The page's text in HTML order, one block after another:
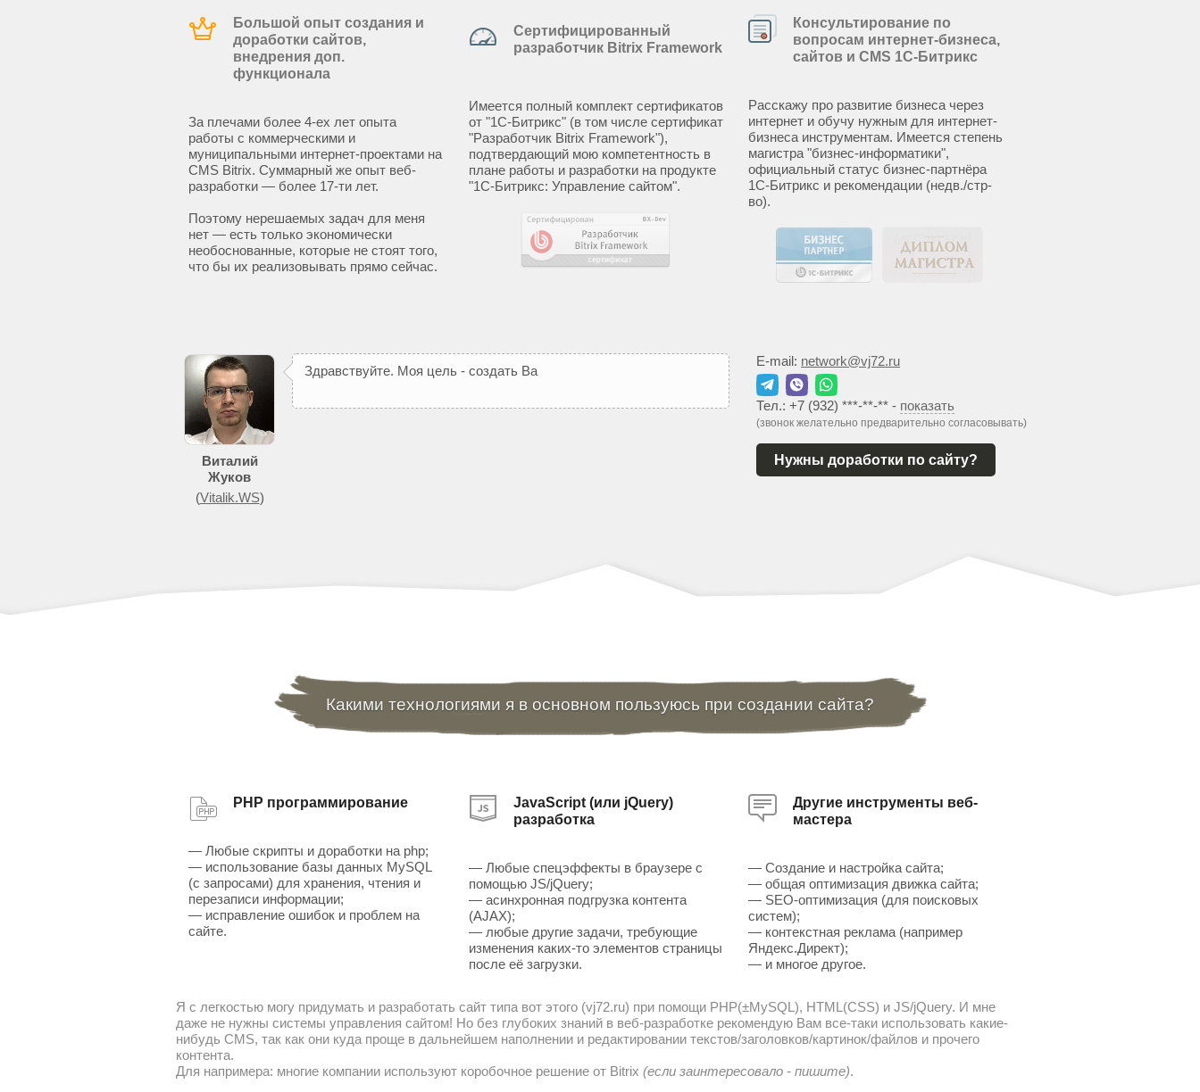
Большой опыт создания и
доработки сайтов,
внедрения доп.
функционала
За плечами более 4-ех лет опыта
работы с коммерческими и
муниципальными интернет-проектами на
CMS Bitrix. Суммарный же опыт веб-
разработки — более 17-ти лет.
Поэтому нерешаемых задач для меня
нет — есть только экономически
необоснованные, которые не стоят того,
что бы их реализовывать прямо сейчас.
Сертифицированный
разработчик Bitrix Framework
Имеется полный комплект сертификатов
от "1С-Битрикс" (в том числе сертификат
"Разработчик Bitrix Framework"),
подтвердающий мою компетентность в
плане работы и разработки на продукте
"1С-Битрикс: Управление сайтом".
Консультирование по
вопросам интернет-бизнеса,
сайтов и CMS 1С-Битрикс
Расскажу про развитие бизнеса через
интернет и обучу нужным для интернет-
бизнеса инструментам. Имеется степень
магистра "бизнес-информатики",
официальный статус бизнес-партнёра
1С-Битрикс и рекомендации (недв./стр-
во).
Виталий
Жуков
(Vitalik.WS)
Здравствуйте. Моя цель - создать Ва
E-mail: network@vj72.ru
Тел.: +7 (932) ***-**-** - показать
(звонок желательно предварительно согласовывать)
Нужны доработки по сайту?
Какими технологиями я в основном пользуюсь при создании сайта?
PHP программирование
— Любые скрипты и доработки на php;
— использование базы данных MySQL
(с запросами) для хранения, чтения и
перезаписи информации;
— исправление ошибок и проблем на
сайте.
JavaScript (или jQuery)
разработка
— Любые спецэффекты в браузере с
помощью JS/jQuery;
— асинхронная подгрузка контента
(AJAX);
— любые другие задачи, требующие
изменения каких-то элементов страницы
после её загрузки.
Другие инструменты веб-
мастера
— Создание и настройка сайта;
— общая оптимизация движка сайта;
— SEO-оптимизация (для поисковых
систем);
— контекстная реклама (например
Яндекс.Директ);
— и многое другое.
Я с легкостью могу придумать и разработать сайт типа вот этого (vj72.ru) при помощи PHP(±MySQL), HTML(CSS) и JS/jQuery. И мне
даже не нужны системы управления сайтом! Но без глубоких знаний в веб-разработке рекомендую Вам все-таки использовать какие-
нибудь CMS, так как они куда проще в дальнейшем наполнении и редактировании текстов/заголовков/картинок/файлов и прочего
контента.
Для напримера: многие компании используют коробочное решение от Bitrix (если заинтересовало - пишите).